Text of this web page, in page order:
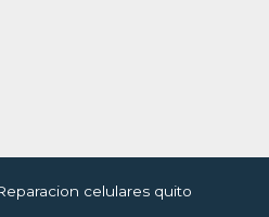
celulares quito